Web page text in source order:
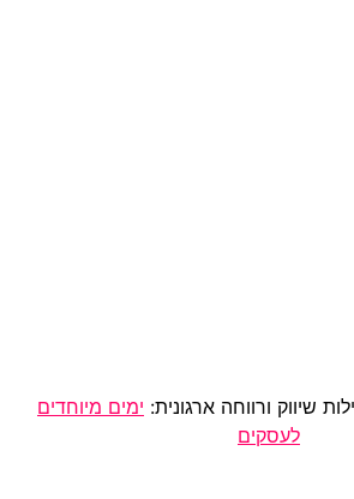
שיווק ורווחה ארגונית: ימים מיוחדים
לעסקים